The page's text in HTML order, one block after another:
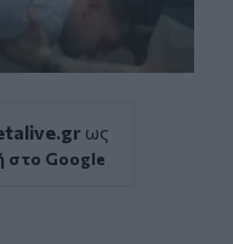
ως
στο Google